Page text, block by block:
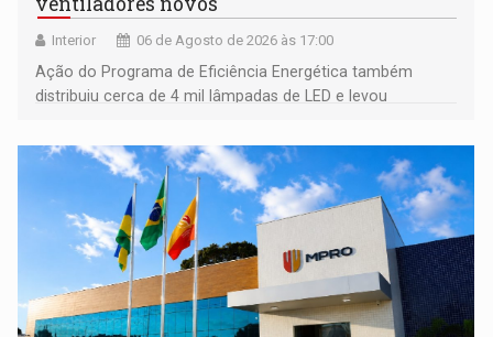
Interior 06 de Agosto de 2026 às 17:00
Ação do Programa de Eficiência Energética também
distribuiu cerca de 4 mil lâmpadas de LED e levou
comunidade